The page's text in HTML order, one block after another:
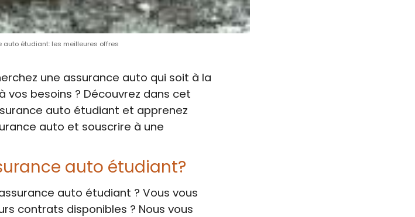
auto étudiant: les meilleures offres
une assurance auto qui soit à la
besoins ? Découvrez dans cet
auto étudiant et apprenez
auto et souscrire à une
auto étudiant?
auto étudiant ? Vous vous
contrats disponibles ? Nous vous